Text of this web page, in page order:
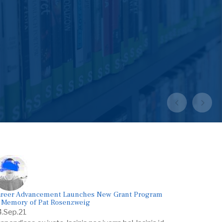
Advancement Launches New Grant Program
of Pat Rosenzweig